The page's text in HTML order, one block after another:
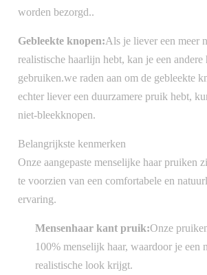
worden bezorgd..
Gebleekte knopen:Als je liever een meer
realistische haarlijn hebt, kan je een andere
gebruiken.we raden aan om de gebleekte
echter liever een duurzamere pruik hebt,
niet-bleekknopen.
Belangrijkste kenmerken
Onze aangepaste menselijke haar pruiken
te voorzien van een comfortabele en
ervaring.
Mensenhaar kant pruik:Onze
100% menselijk haar, waardoor je een
realistische look krijgt.